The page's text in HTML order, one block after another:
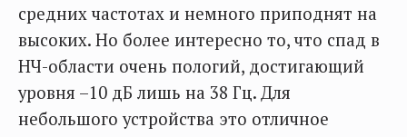
средних частотах и немного приподнят на
высоких. Но более интересно то, что спад в
НЧ-области очень пологий, достигающий
уровня –10 дБ лишь на 38 Гц. Для
небольшого устройства это отличное